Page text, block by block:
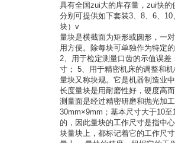
具有全国zui大的库存量，zui快的
分别可提供如下套装3、8、6、
块）v
量块是横截面为矩形或圆形，一
用方便。除每块可单独作为特定
2、用于检定测量口齿的示值误
寸； 5、用于精密机床的调整和
量块又称块规。它是机器制造业
长度量块是用耐磨性好，硬度高
测量面是经过精密研磨和抛光加
30mm×9mm；基本尺寸大于10
的，因此量块的工作尺寸是指中
块量块上，都标记着它的工作尺